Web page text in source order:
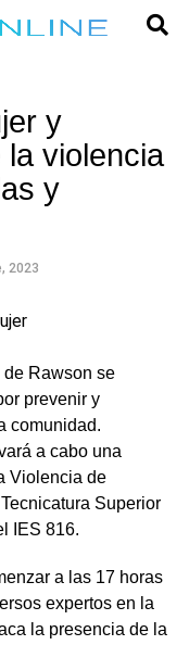
y
violencia
y
2023
Rawson se
prevenir y
comunidad.
a cabo una
Violencia de
Superior
IES 816.
a las 17 horas
expertos en la
la presencia de la